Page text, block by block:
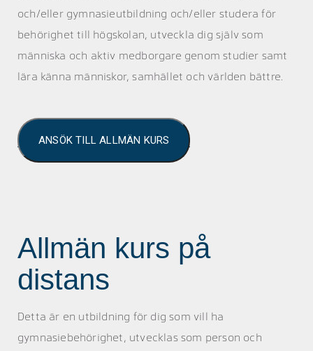
och/eller gymnasieutbildning och/eller studera för
behörighet till högskolan, utveckla dig själv som
människa och aktiv medborgare genom studier samt
lära känna människor, samhället och världen bättre.
ANSÖK TILL ALLMÄN KURS
Allmän kurs på
distans
Detta är en utbildning för dig som vill ha
gymnasiebehörighet, utvecklas som person och